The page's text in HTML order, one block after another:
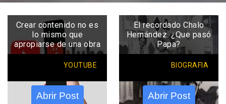
Crear contenido no es
lo mismo que
apropiarse de una obra
YOUTUBE
Abrir Post
El recordado Chalo
Hernández. ¿Que pasó
Papa?
BIOGRAFIA
Abrir Post